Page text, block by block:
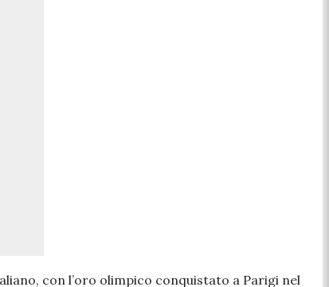
con l’oro olimpico conquistato a Parigi nel